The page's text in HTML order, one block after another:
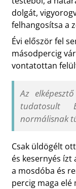
dolgát,
felhangosítsa a
Évi először fel
másodpercig
vontatottan
Az
tudatosult
normálisnak
Csak üldögélt
és kesernyés ízt
a mosdóba és
percig maga elé